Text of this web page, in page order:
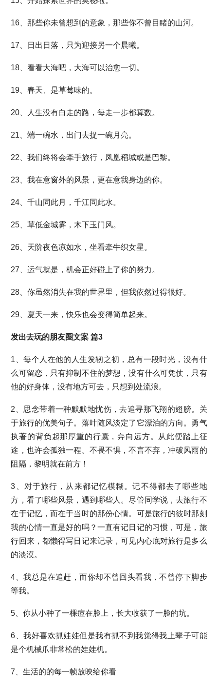
16、那些你未曾想到的意象，那些你不曾目睹的山河。
17、日出日落，只为迎接另一个晨曦。
18、看看大海吧，大海可以治愈一切。
19、春天、是草莓味的。
20、人生没有白走的路，每走一步都算数。
21、端一碗水，出门去捉一碗月亮。
22、我们终将会牵手旅行，凤凰稻城或是巴黎。
23、我在意窗外的风景，更在意我身边的你。
24、千山同此月，千江同此水。
25、草低金城雾，木下玉门风。
26、天阶夜色凉如水，坐看牵牛织女星。
27、运气就是，机会正好碰上了你的努力。
28、你虽然消失在我的世界里，但我依然过得很好。
29、夏天一来，快乐也会变得简单起来。
发出去玩的朋友圈文案 篇3
1、每个人在他的人生发轫之初，总有一段时光，没有什
么可留恋，只有抑制不住的梦想，没有什么可凭仗，只有
他的好身体，没有地方可去，只想到处流浪。
2、思念带着一种默默地忧伤，去追寻那飞翔的翅膀。关
于旅行的优美句子。落叶随风淡定了它漂泊的方向。勇气
执著的背负起那厚重的行囊，奔向远方。从此便踏上征
途，也许会孤独一程。不畏不惧，不言不弃，冲破风雨的
阻隔，黎明就在前方！
3、对于旅行，从来都记忆模糊。记不得都去了哪些地
方，看了哪些风景，遇到哪些人。尽管同学说，去旅行不
在于记忆，而在于当时的那份心情。可是旅行的彼时那刻
我的心情一直是好的吗？一直有记日记的习惯，可是，旅
行回来，都懒得写日记来记录，可见内心底对旅行是多么
的淡漠。
4、我总是在追赶，而你却不曾回头看我，不曾停下脚步
等我。
5、你从小种了一棵痘在脸上，长大收获了一脸的坑。
6、我好喜欢抓娃娃但是我有抓不到我觉得我上辈子可能
是个机械爪非常松的娃娃机。
7、生活的的每一帧放映给你看